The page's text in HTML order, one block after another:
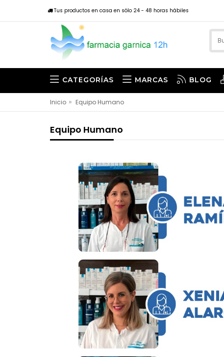
Tus productos en casa en sólo 24 - 48 horas hábiles
CATEGORÍAS MARCAS BLOG
Inicio » Equipo Humano
Equipo Humano